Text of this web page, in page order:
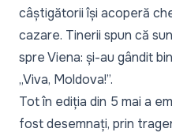
câștigătorii își acoperă
cazare. Tinerii spun că
spre Viena: și-au gândit
„Viva, Moldova!”.
Tot în ediția din 5 mai a
fost desemnați, prin